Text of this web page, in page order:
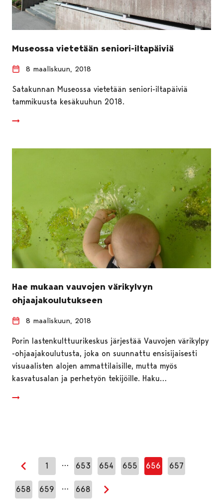
Museossa vietetään seniori-iltapäiviä
8 maaliskuun, 2018
Satakunnan Museossa vietetään seniori-iltapäiviä
tammikuusta kesäkuuhun 2018.
Hae mukaan vauvojen värikylvyn
ohjaajakoulutukseen
8 maaliskuun, 2018
Porin lastenkulttuurikeskus järjestää Vauvojen värikylpy
-ohjaajakoulutusta, joka on suunnattu ensisijaisesti
visuaalisten alojen ammattilaisille, mutta myös
kasvatusalan ja perhetyön tekijöille. Haku…
Edellinen sivu
1 … 653 654 655 656 657
658 659 … 668
Seuraava sivu